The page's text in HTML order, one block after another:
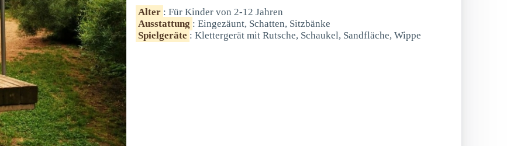
Alter : Für Kinder von 2-12 Jahren
Ausstattung : Eingezäunt, Schatten, Sitzbänke
Spielgeräte : Klettergerät mit Rutsche, Schaukel, Sandfläche, Wippe